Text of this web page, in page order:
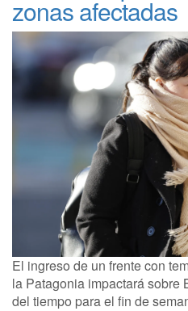
zonas afectadas
El ingreso de un frente con
la Patagonia impactará sobre
del tiempo para el fin de